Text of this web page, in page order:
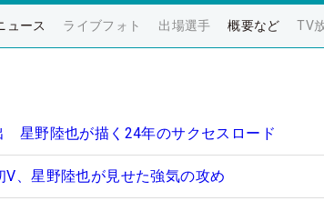
ュース ライブフォト 出場選手 概要など TV
星野陸也が描く24年のサクセスロード
V、星野陸也が見せた強気の攻め